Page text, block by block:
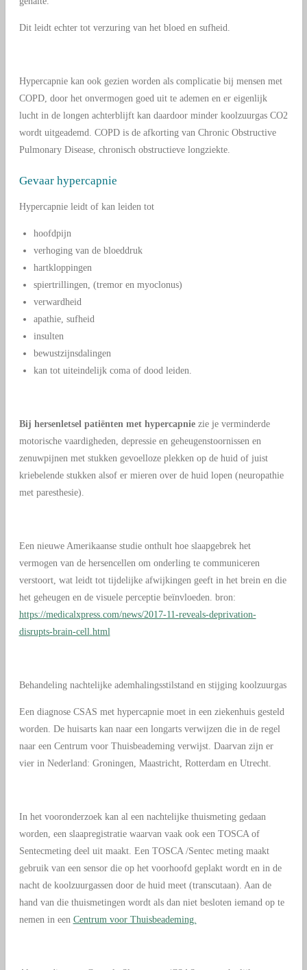
Dit leidt echter tot verzuring van het bloed en sufheid.
Hypercapnie kan ook gezien worden als complicatie bij mensen met
COPD, door het onvermogen goed uit te ademen en er eigenlijk
lucht in de longen achterblijft kan daardoor minder koolzuurgas CO2
wordt uitgeademd. COPD is de afkorting van Chronic Obstructive
Pulmonary Disease, chronisch obstructieve longziekte.
Gevaar hypercapnie
Hypercapnie leidt of kan leiden tot
hoofdpijn
verhoging van de bloeddruk
hartkloppingen
spiertrillingen, (tremor en myoclonus)
verwardheid
apathie, sufheid
insulten
bewustzijnsdalingen
kan tot uiteindelijk coma of dood leiden.
Bij hersenletsel patiënten met hypercapniezie je verminderde
motorische vaardigheden, depressie en geheugenstoornissen en
zenuwpijnen met stukken gevoelloze plekken op de huid of juist
kriebelende stukken alsof er mieren over de huid lopen (neuropathie
met paresthesie).
Een nieuwe Amerikaanse studie onthult hoe slaapgebrek het
vermogen van de hersencellen om onderling te communiceren
verstoort, wat leidt tot tijdelijke afwijkingen geeft in het brein en die
het geheugen en de visuele perceptie beïnvloeden. bron:
https://medicalxpress.com/news/2017-11-reveals-deprivation-
disrupts-brain-cell.html
Behandeling nachtelijke ademhalingsstilstand en stijging koolzuurgas
Een diagnose CSAS met hypercapnie moet in een ziekenhuis gesteld
worden. De huisarts kan naar een longarts verwijzen die in de regel
naar een Centrum voor Thuisbeademing verwijst. Daarvan zijn er
vier in Nederland: Groningen, Maastricht, Rotterdam en Utrecht.
In het vooronderzoek kan al een nachtelijke thuismeting gedaan
worden, een slaapregistratie waarvan vaak ook een TOSCA of
Sentecmeting deel uit maakt. Een TOSCA /Sentec meting maakt
gebruik van een sensor die op het voorhoofd geplakt wordt en in de
nacht de koolzuurgassen door de huid meet (transcutaan). Aan de
hand van die thuismetingen wordt als dan niet besloten iemand op te
nemen in een Centrum voor Thuisbeademing.